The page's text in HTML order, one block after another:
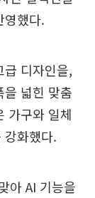
영했다.
급 디자인을,
을 넓힌 맞춤
가구와 일체
강화했다.
아 AI 기능을